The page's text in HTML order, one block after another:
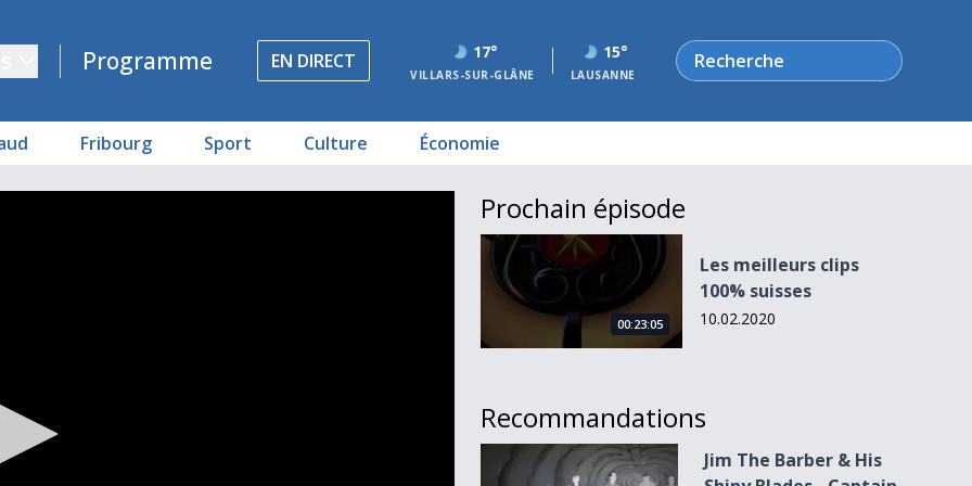
Programme EN DIRECT 17°
VILLARS-SUR-GLÂNE
15°
LAUSANNE
Rechercher
Fribourg Sport Culture Économie
Prochain épisode
Les meilleurs clips 100% suisses
00:23:05
Les meilleurs clips
100% suisses
10.02.2020
Recommandations
Jim The Barber &amp; His Shiny Blades - Captain of my Grief
Jim The Barber & His